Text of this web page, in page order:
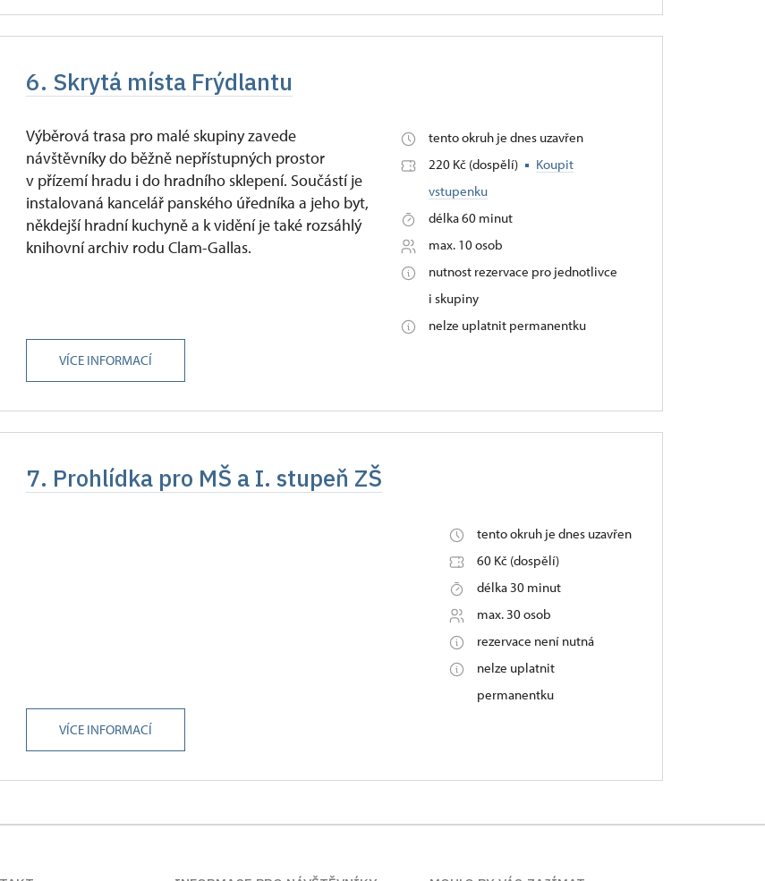
6. Skrytá místa Frýdlantu
Výběrová trasa pro malé skupiny zavede
návštěvníky do běžně nepřístupných prostor
v přízemí hradu i do hradního sklepení. Součástí je
instalovaná kancelář panského úředníka a jeho byt,
někdejší hradní kuchyně a k vidění je také rozsáhlý
knihovní archiv rodu Clam-Gallas.
tento okruh je dnes uzavřen
220 Kč (dospělí)
Koupit
vstupenku
délka 60 minut
max. 10 osob
nutnost rezervace pro jednotlivce
i skupiny
nelze uplatnit permanentku
VÍCE INFORMACÍ
7. Prohlídka pro MŠ a I. stupeň ZŠ
tento okruh je dnes uzavřen
60 Kč (dospělí)
délka 30 minut
max. 30 osob
rezervace není nutná
nelze uplatnit
permanentku
VÍCE INFORMACÍ